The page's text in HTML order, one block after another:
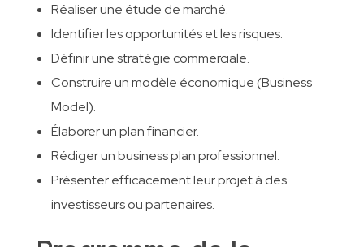
Réaliser une étude de marché.
Identifier les opportunités et les risques.
Définir une stratégie commerciale.
Construire un modèle économique (Business
Model).
Élaborer un plan financier.
Rédiger un business plan professionnel.
Présenter efficacement leur projet à des
investisseurs ou partenaires.